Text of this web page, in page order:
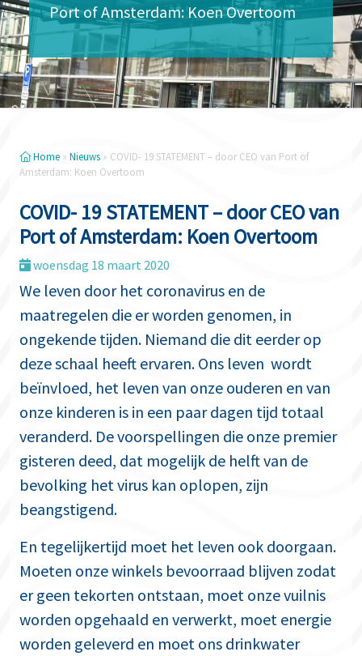
Port of Amsterdam: Koen Overtoom
Home » Nieuws » COVID- 19 STATEMENT – door CEO van Port of
Amsterdam: Koen Overtoom
COVID- 19 STATEMENT – door CEO van
Port of Amsterdam: Koen Overtoom
woensdag 18 maart 2020
We leven door het coronavirus en de
maatregelen die er worden genomen, in
ongekende tijden. Niemand die dit eerder op
deze schaal heeft ervaren. Ons leven wordt
beïnvloed, het leven van onze ouderen en van
onze kinderen is in een paar dagen tijd totaal
veranderd. De voorspellingen die onze premier
gisteren deed, dat mogelijk de helft van de
bevolking het virus kan oplopen, zijn
beangstigend.
En tegelijkertijd moet het leven ook doorgaan.
Moeten onze winkels bevoorraad blijven zodat
er geen tekorten ontstaan, moet onze vuilnis
worden opgehaald en verwerkt, moet energie
worden geleverd en moet ons drinkwater